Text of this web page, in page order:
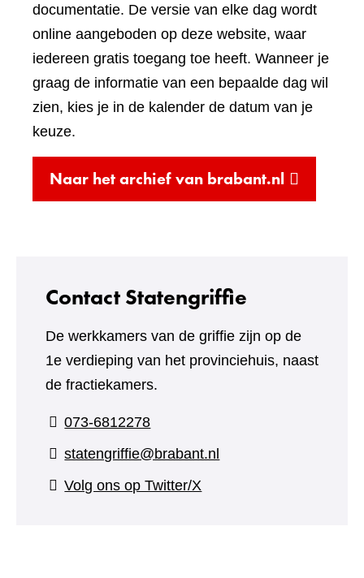
website)
documentatie. De versie van elke dag wordt
online aangeboden op deze website, waar
iedereen gratis toegang toe heeft. Wanneer je
graag de informatie van een bepaalde dag wil
zien, kies je in de kalender de datum van je
keuze.
Naar het archief van brabant.nl (verwijst
naar
Contact Statengriffie
De werkkamers van de griffie zijn op de
1e verdieping van het provinciehuis, naast
de fractiekamers.
073-6812278
statengriffie@brabant.nl
Volg ons op Twitter/X